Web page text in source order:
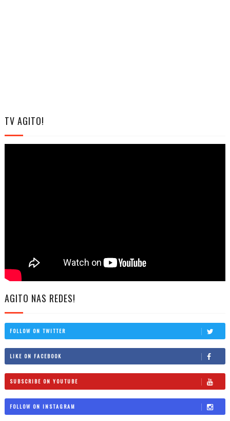
TV AGITO!
AGITO NAS REDES!
FOLLOW ON TWITTER
LIKE ON FACEBOOK
SUBSCRIBE ON YOUTUBE
FOLLOW ON INSTAGRAM